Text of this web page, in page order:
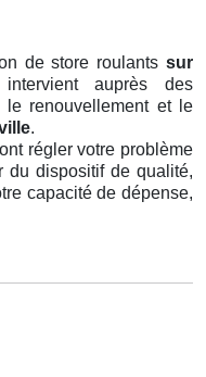
de store roulants sur
auprès des
le renouvellement et le
.
régler votre problème
du dispositif de qualité,
capacité de dépense,